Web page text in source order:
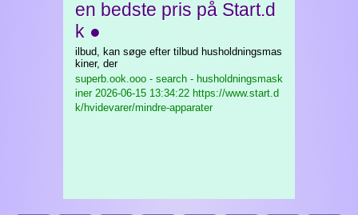
en bedste pris på Start.d
k ●
ilbud, kan søge efter tilbud husholdningsmas
kiner, der
superb.ook.ooo - search - husholdningsmask
iner2026-06-15 13:34:22 https://www.start.d
k/hvidevarer/mindre-apparater